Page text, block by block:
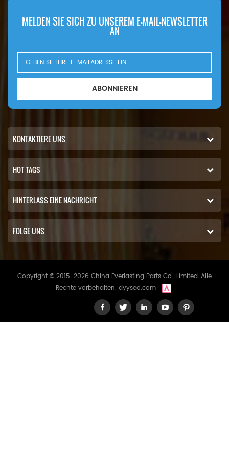
MELDEN SIE SICH ZU UNSEREM E-MAIL-NEWSLETTER
AN
ABONNIEREN
KONTAKTIERE UNS
HOT TAGS
HINTERLASS EINE NACHRICHT
FOLGE UNS
Copyright © 2015-2026 China Everlasting Parts Co., Limited..Alle
Rechte vorbehalten. dyyseo.com